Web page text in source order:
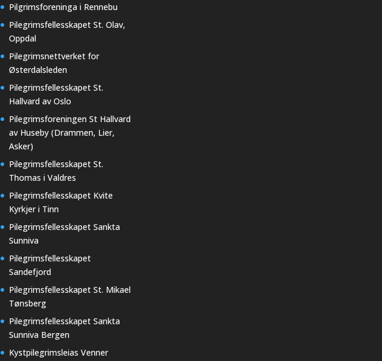
Pilgrimsforeninga i Rennebu
Pilegrimsfellesskapet St. Olav,
Oppdal
Pilegrimsnettverket for
Østerdalsleden
Pilegrimsfellesskapet St.
Hallvard av Oslo
Pilegrimsforeningen St Hallvard
av Huseby (Drammen, Lier,
Asker)
Pilegrimsfellesskapet St.
Thomas i Valdres
Pilegrimsfellesskapet Kvite
Kyrkjer i Tinn
Pilegrimsfellesskapet Sankta
Sunniva
Pilegrimsfellesskapet
Sandefjord
Pilegrimsfellesskapet St. Mikael
Tønsberg
Pilegrimsfellesskapet Sankta
Sunniva Bergen
Kystpilegrimsleias Venner